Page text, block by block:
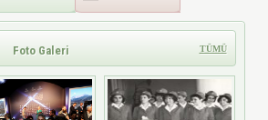
Foto Galeri TÜMÜ